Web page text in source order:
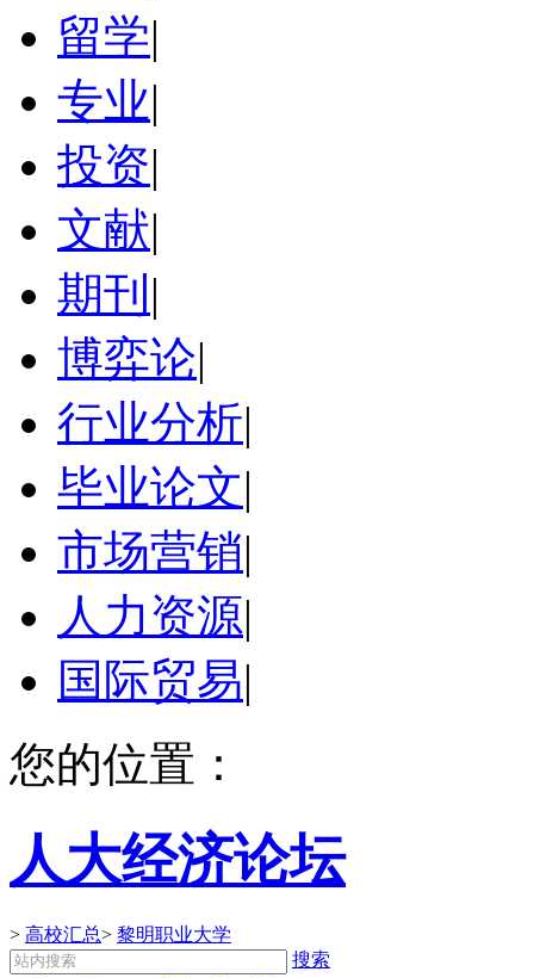
留学|
专业|
投资|
文献|
期刊 |
博弈论|
行业分析|
毕业论文|
市场营销|
人力资源|
国际贸易|
您的位置：
人大经济论坛
> 高校汇总> 黎明职业大学
搜索